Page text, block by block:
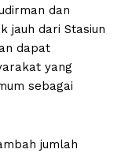
dan
jauh dari Stasiun
dapat
yang
sebagai
jumlah